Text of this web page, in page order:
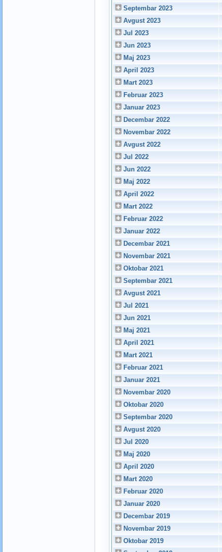
Septembar 2023
Avgust 2023
Jul 2023
Jun 2023
Maj 2023
April 2023
Mart 2023
Februar 2023
Januar 2023
Decembar 2022
Novembar 2022
Avgust 2022
Jul 2022
Jun 2022
Maj 2022
April 2022
Mart 2022
Februar 2022
Januar 2022
Decembar 2021
Novembar 2021
Oktobar 2021
Septembar 2021
Avgust 2021
Jul 2021
Jun 2021
Maj 2021
April 2021
Mart 2021
Februar 2021
Januar 2021
Novembar 2020
Oktobar 2020
Septembar 2020
Avgust 2020
Jul 2020
Maj 2020
April 2020
Mart 2020
Februar 2020
Januar 2020
Decembar 2019
Novembar 2019
Oktobar 2019